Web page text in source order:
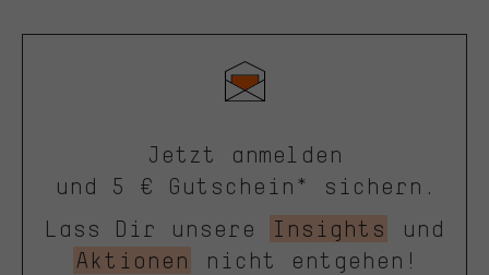
Jetzt anmelden
und 5 € Gutschein* sichern.
Lass Dir unsere
Insights
und
Aktionen
nicht entgehen!